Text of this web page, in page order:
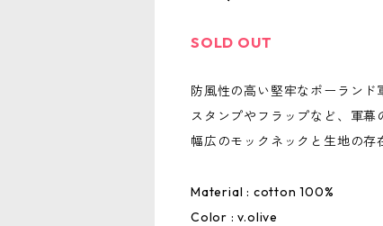
SOLD OUT
防風性の高い堅牢なポーランド
スタンプやフラップなど、軍幕
幅広のモックネックと生地の存
Material : cotton 100%
Color : v.olive